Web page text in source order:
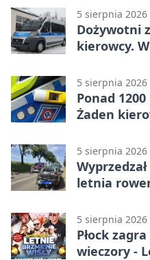
5 sierpnia 2026
Dożywotni
kierowcy.
5 sierpnia 2026
Ponad
Żaden
5 sierpnia 2026
letnia
5 sierpnia 2026
Płock
wieczory -